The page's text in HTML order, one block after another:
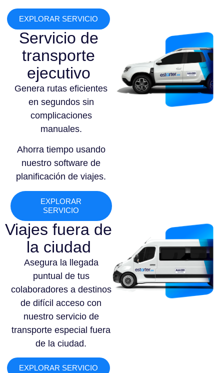
EXPLORAR SERVICIO
Servicio de
transporte
ejecutivo
Genera rutas eficientes
en segundos sin
complicaciones
manuales.
Ahorra tiempo usando
nuestro software de
planificación de viajes.
EXPLORAR
SERVICIO
Viajes fuera de
la ciudad
Asegura la llegada
puntual de tus
colaboradores a destinos
de difícil acceso con
nuestro servicio de
transporte especial fuera
de la ciudad.
EXPLORAR SERVICIO